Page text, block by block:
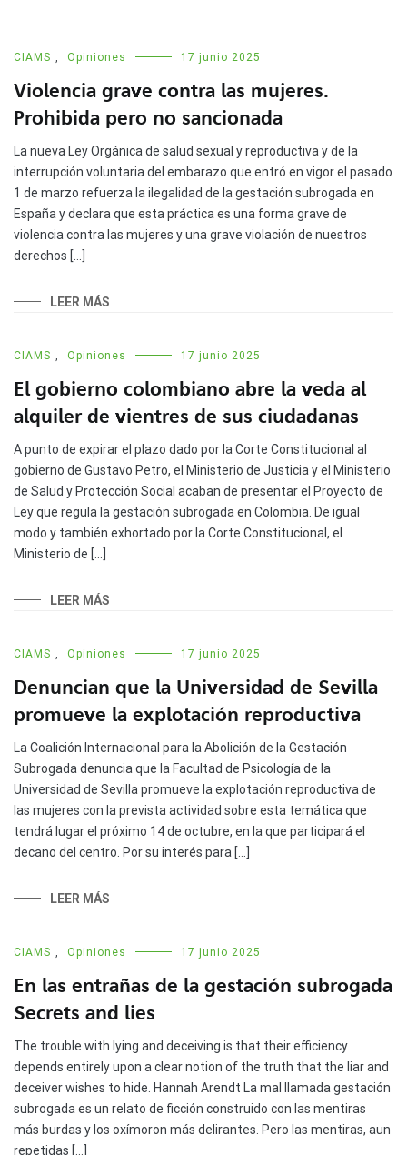
CIAMS Opiniones 17 junio 2025
Violencia grave contra las mujeres.
Prohibida pero no sancionada
La nueva Ley Orgánica de salud sexual y reproductiva y de la
interrupción voluntaria del embarazo que entró en vigor el pasado
1 de marzo refuerza la ilegalidad de la gestación subrogada en
España y declara que esta práctica es una forma grave de
violencia contra las mujeres y una grave violación de nuestros
derechos […]
LEER MÁS
CIAMS Opiniones 17 junio 2025
El gobierno colombiano abre la veda al
alquiler de vientres de sus ciudadanas
A punto de expirar el plazo dado por la Corte Constitucional al
gobierno de Gustavo Petro, el Ministerio de Justicia y el Ministerio
de Salud y Protección Social acaban de presentar el Proyecto de
Ley que regula la gestación subrogada en Colombia. De igual
modo y también exhortado por la Corte Constitucional, el
Ministerio de […]
LEER MÁS
CIAMS Opiniones 17 junio 2025
Denuncian que la Universidad de Sevilla
promueve la explotación reproductiva
La Coalición Internacional para la Abolición de la Gestación
Subrogada denuncia que la Facultad de Psicología de la
Universidad de Sevilla promueve la explotación reproductiva de
las mujeres con la prevista actividad sobre esta temática que
tendrá lugar el próximo 14 de octubre, en la que participará el
decano del centro. Por su interés para […]
LEER MÁS
CIAMS Opiniones 17 junio 2025
En las entrañas de la gestación subrogada
Secrets and lies
The trouble with lying and deceiving is that their efficiency
depends entirely upon a clear notion of the truth that the liar and
deceiver wishes to hide. Hannah Arendt La mal llamada gestación
subrogada es un relato de ficción construido con las mentiras
más burdas y los oxímoron más delirantes. Pero las mentiras, aun
repetidas […]